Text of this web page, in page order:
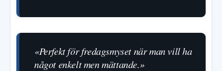
«Perfekt för fredagsmyset när man vill ha
något enkelt men mättande.»